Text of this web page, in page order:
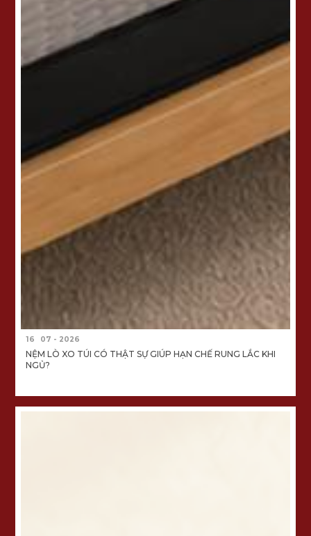
16 07 - 2026
NỆM LÒ XO TÚI CÓ THẬT SỰ GIÚP HẠN CHẾ RUNG LẮC KHI
NGỦ?